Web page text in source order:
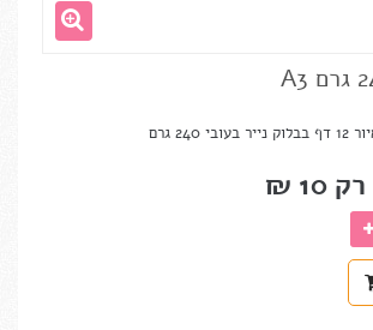
גרם
רק 10 ₪‎